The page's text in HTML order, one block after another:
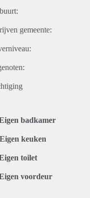
gemeente:
badkamer
Eigen keuken
toilet
voordeur